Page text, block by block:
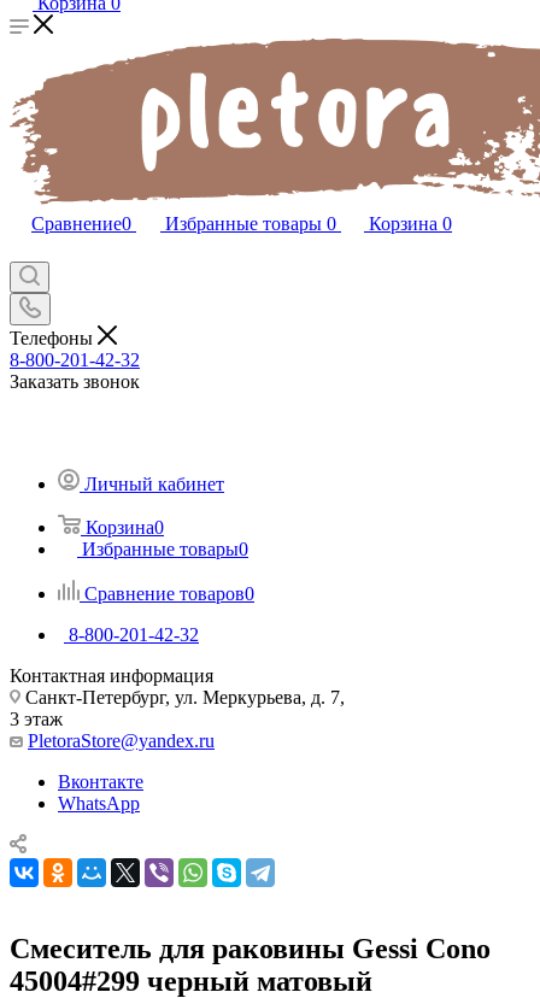
Сравнение0 Избранные товары 0 Корзина 0
Телефоны
8-800-201-42-32
Заказать звонок
Личный кабинет
Корзина0
Избранные товары0
Сравнение товаров0
8-800-201-42-32
Контактная информация
Санкт-Петербург, ул. Меркурьева, д. 7,
3 этаж
PletoraStore@yandex.ru
Вконтакте
WhatsApp
Смеситель для раковины Gessi Cono
45004#299 черный матовый